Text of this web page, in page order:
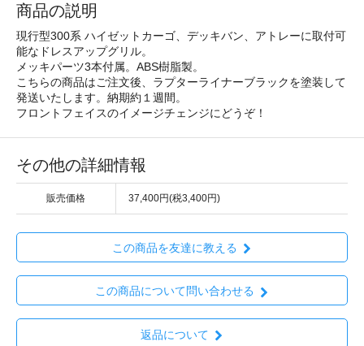
商品の説明
現行型300系 ハイゼットカーゴ、デッキバン、アトレーに取付可
能なドレスアップグリル。
メッキパーツ3本付属。ABS樹脂製。
こちらの商品はご注文後、ラプターライナーブラックを塗装して
発送いたします。納期約１週間。
フロントフェイスのイメージチェンジにどうぞ！
その他の詳細情報
販売価格 37,400円(税3,400円)
この商品を友達に教える
この商品について問い合わせる
返品について